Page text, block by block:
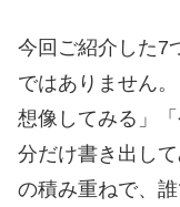
今回ご紹介した7
ではありません
想像してみる」
分だけ書き出し
の積み重ねで、